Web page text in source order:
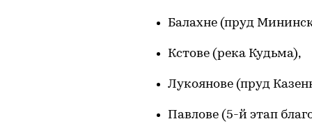
Балахне (пруд
Кстове (река Кудьма),
Лукоянове (пруд
Павлове (5-й этап